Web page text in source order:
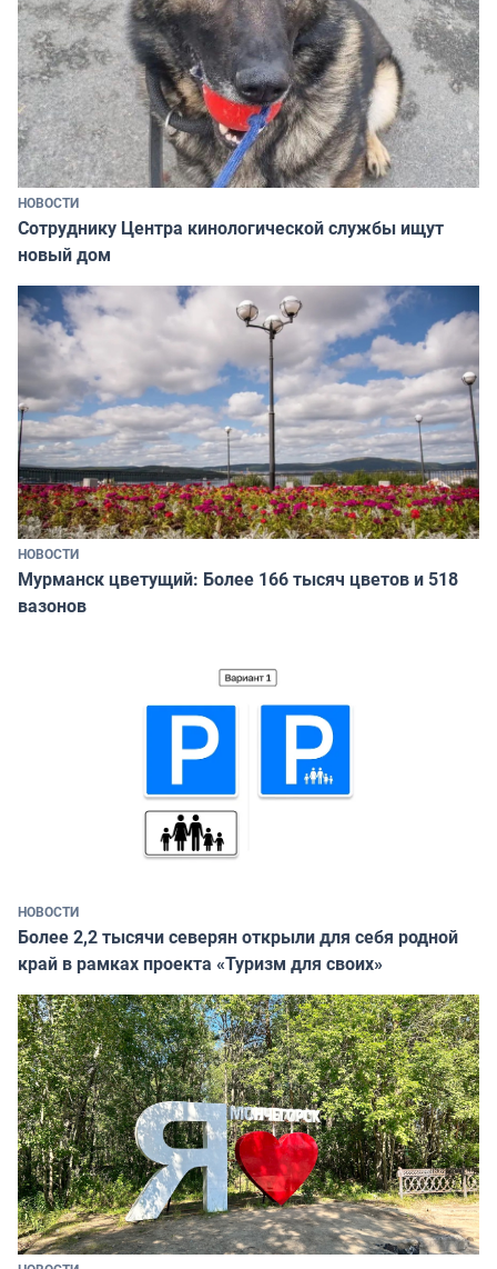
НОВОСТИ
Сотруднику Центра кинологической службы ищут
новый дом
НОВОСТИ
Мурманск цветущий: Более 166 тысяч цветов и 518
вазонов
НОВОСТИ
Более 2,2 тысячи северян открыли для себя родной
край в рамках проекта «Туризм для своих»